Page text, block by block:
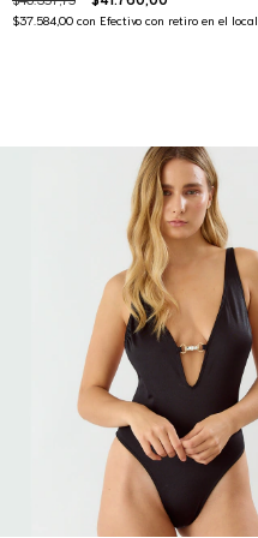
$37.584,00 con Efectivo con retiro en el local